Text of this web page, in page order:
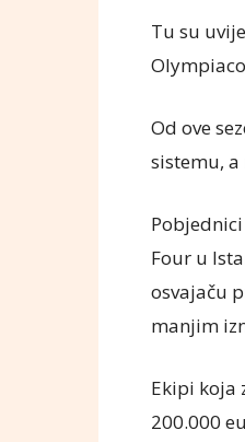
Tu su
Od ove
sistemu,
Four u
osvajaču
manjim
Ekipi koja
200.000